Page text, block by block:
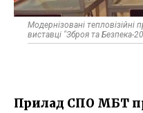
Модернізовані тепловізійні
виставці "Зброя та Безпека-
Прилад СПО МБТ